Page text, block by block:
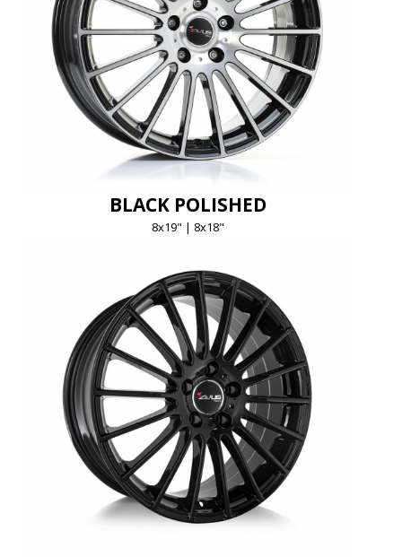
BLACK POLISHED
8x19" | 8x18"